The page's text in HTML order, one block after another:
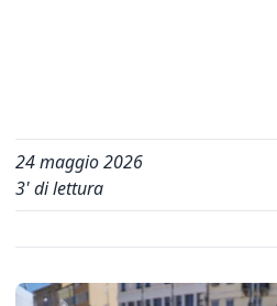
24 maggio 2026
3' di lettura